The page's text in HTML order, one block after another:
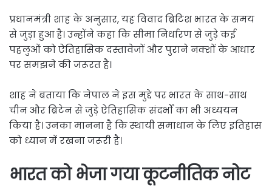
प्रधानमंत्री शाह के अनुसार, यह विवाद ब्रिटिश भारत के समय
से जुड़ा हुआ है। उन्होंने कहा कि सीमा निर्धारण से जुड़े कई
पहलुओं को ऐतिहासिक दस्तावेजों और पुराने नक्शों के आधार
पर समझने की जरूरत है।
शाह ने बताया कि नेपाल ने इस मुद्दे पर भारत के साथ-साथ
चीन और ब्रिटेन से जुड़े ऐतिहासिक संदर्भों का भी अध्ययन
किया है। उनका मानना है कि स्थायी समाधान के लिए इतिहास
को ध्यान में रखना जरूरी है।
भारत को भेजा गया कूटनीतिक नोट